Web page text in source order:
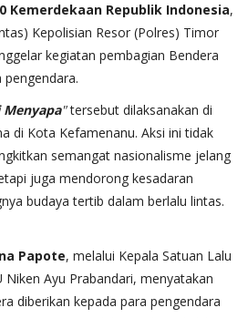
Kemerdekaan Republik Indonesia,
Kepolisian Resor (Polres) Timor
kegiatan pembagian Bendera
Menyapa"tersebut dilaksanakan di
di Kota Kefamenanu. Aksi ini tidak
semangat nasionalisme jelang
juga mendorong kesadaran
budaya tertib dalam berlalu lintas.
Papote, melalui Kepala Satuan Lalu
Niken Ayu Prabandari, menyatakan
diberikan kepada para pengendara